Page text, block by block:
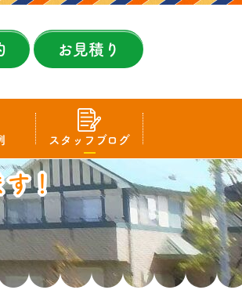
お見積り
スタッフブログ
す！